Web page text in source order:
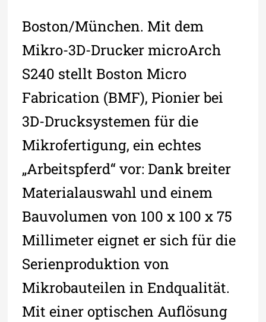
Boston/München. Mit dem
Mikro-3D-Drucker microArch
S240 stellt Boston Micro
Fabrication (BMF), Pionier bei
3D-Drucksystemen für die
Mikrofertigung, ein echtes
„Arbeitspferd“ vor: Dank breiter
Materialauswahl und einem
Bauvolumen von 100 x 100 x 75
Millimeter eignet er sich für die
Serienproduktion von
Mikrobauteilen in Endqualität.
Mit einer optischen Auflösung